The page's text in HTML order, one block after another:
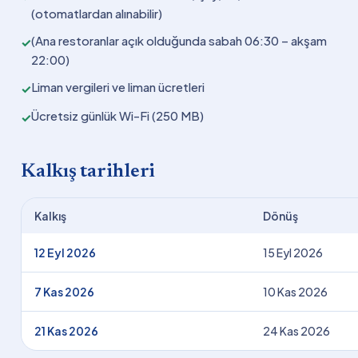
(otomatlardan alınabilir)
✓(Ana restoranlar açık olduğunda sabah 06:30 – akşam
22:00)
✓Liman vergileri ve liman ücretleri
✓Ücretsiz günlük Wi-Fi (250 MB)
Kalkış tarihleri
Kalkış Dönüş
12 Eyl 2026 15 Eyl 2026
7 Kas 2026 10 Kas 2026
21 Kas 2026 24 Kas 2026